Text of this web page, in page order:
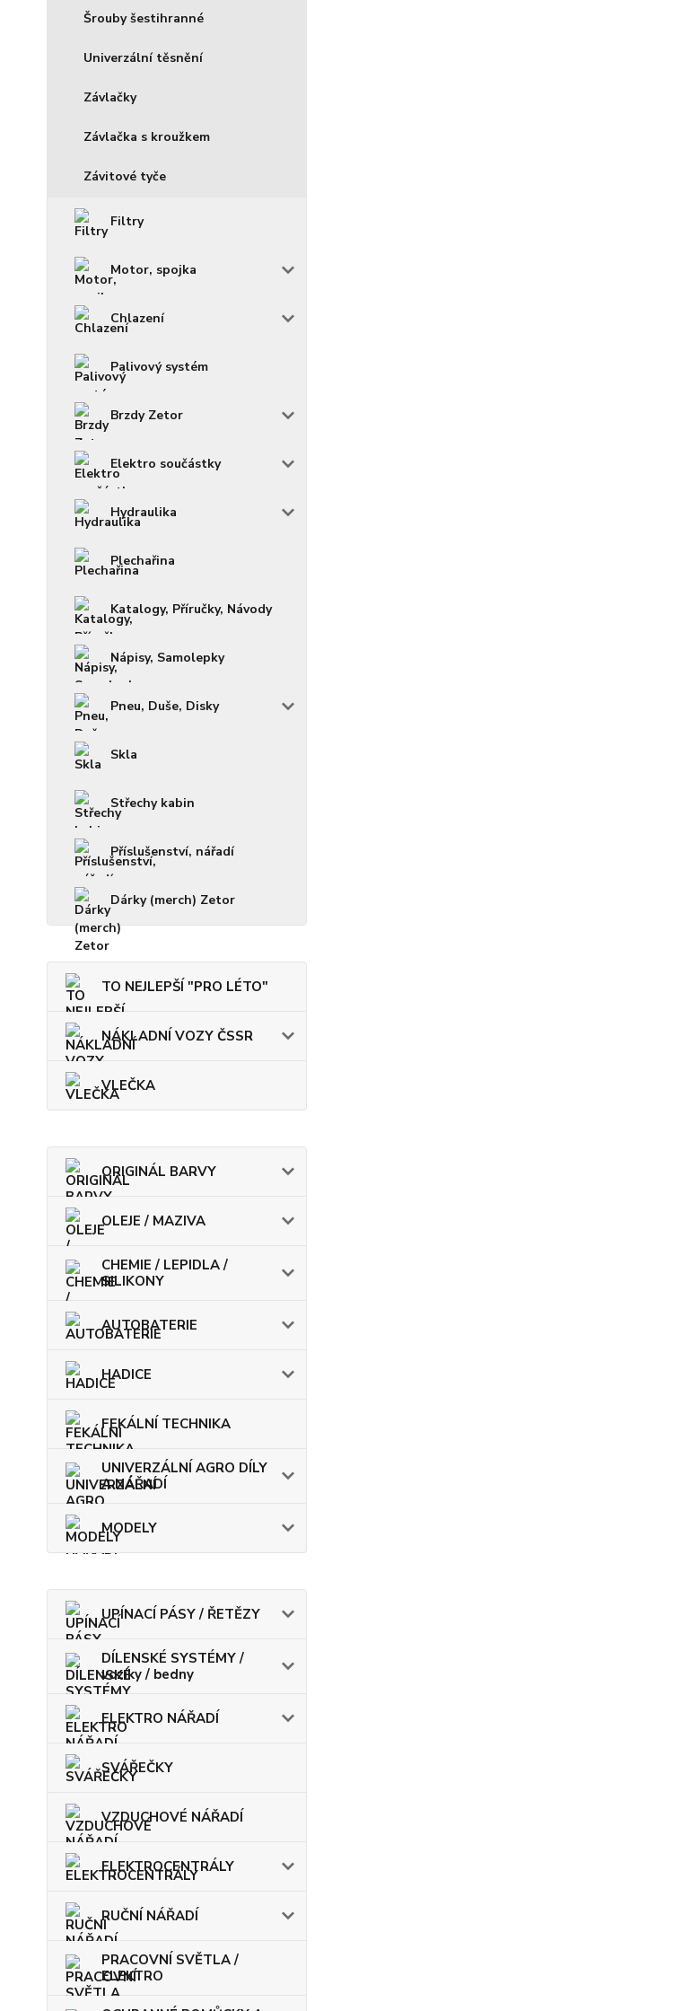
Šrouby šestihranné
Univerzální těsnění
Závlačky
Závlačka s kroužkem
Závitové tyče
Filtry
Motor, spojka
Chlazení
Palivový systém
Brzdy Zetor
Elektro součástky
Hydraulika
Plechařina
Katalogy, Příručky, Návody
Nápisy, Samolepky
Pneu, Duše, Disky
Skla
Střechy kabin
Příslušenství, nářadí
Dárky (merch) Zetor
TO NEJLEPŠÍ "PRO LÉTO"
NÁKLADNÍ VOZY ČSSR
VLEČKA
ORIGINÁL BARVY
OLEJE / MAZIVA
CHEMIE / LEPIDLA /
SILIKONY
AUTOBATERIE
HADICE
FEKÁLNÍ TECHNIKA
UNIVERZÁLNÍ AGRO DÍLY
A NÁŘADÍ
MODELY
UPÍNACÍ PÁSY / ŘETĚZY
DÍLENSKÉ SYSTÉMY /
vozíky / bedny
ELEKTRO NÁŘADÍ
SVÁŘEČKY
VZDUCHOVÉ NÁŘADÍ
ELEKTROCENTRÁLY
RUČNÍ NÁŘADÍ
PRACOVNÍ SVĚTLA /
ELEKTRO